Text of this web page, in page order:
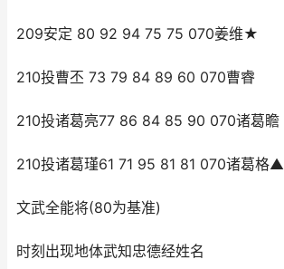
209安定 80 92 94 75 75 070姜维★
210投曹丕 73 79 84 89 60 070曹睿
210投诸葛亮77 86 84 85 90 070诸葛瞻
210投诸葛瑾61 71 95 81 81 070诸葛格▲
文武全能将(80为基准)
时刻出现地体武知忠德经姓名